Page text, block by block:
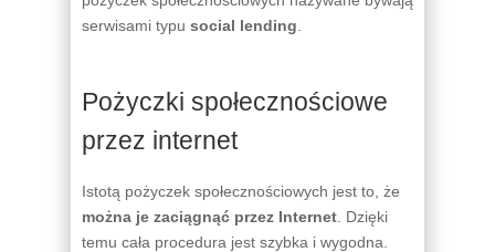
serwisami typu social lending
Pożyczki społecznościowe
przez internet
Istotą pożyczek społecznościowych jest to, że
można je zaciągnąć przez Internet . Dzięki
temu cała procedura jest szybka i wygodna.